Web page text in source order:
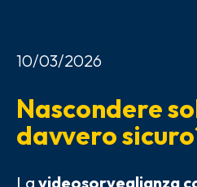
10/03/2026
Nascondere
davvero
La videosorveglianza